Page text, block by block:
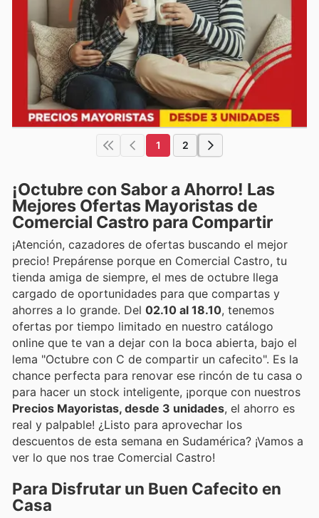
1 2
¡Octubre con Sabor a Ahorro! Las
Mejores Ofertas Mayoristas de
Comercial Castro para Compartir
¡Atención, cazadores de ofertas buscando el mejor
precio! Prepárense porque en Comercial Castro, tu
tienda amiga de siempre, el mes de octubre llega
cargado de oportunidades para que compartas y
ahorres a lo grande. Del 02.10 al 18.10, tenemos
ofertas por tiempo limitado en nuestro catálogo
online que te van a dejar con la boca abierta, bajo el
lema "Octubre con C de compartir un cafecito". Es la
chance perfecta para renovar ese rincón de tu casa o
para hacer un stock inteligente, ¡porque con nuestros
Precios Mayoristas, desde 3 unidades, el ahorro es
real y palpable! ¿Listo para aprovechar los
descuentos de esta semana en Sudamérica? ¡Vamos a
ver lo que nos trae Comercial Castro!
Para Disfrutar un Buen Cafecito en
Casa